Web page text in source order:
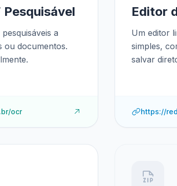
Pesquisável
a
ou documentos.
ocr
Editor
Um editor
simples,
salvar
https://